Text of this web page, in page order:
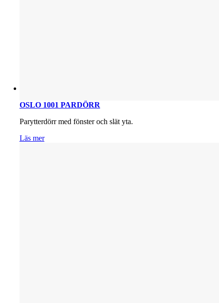
OSLO 1001 PARDÖRR
Parytterdörr med fönster och slät yta.
Läs mer